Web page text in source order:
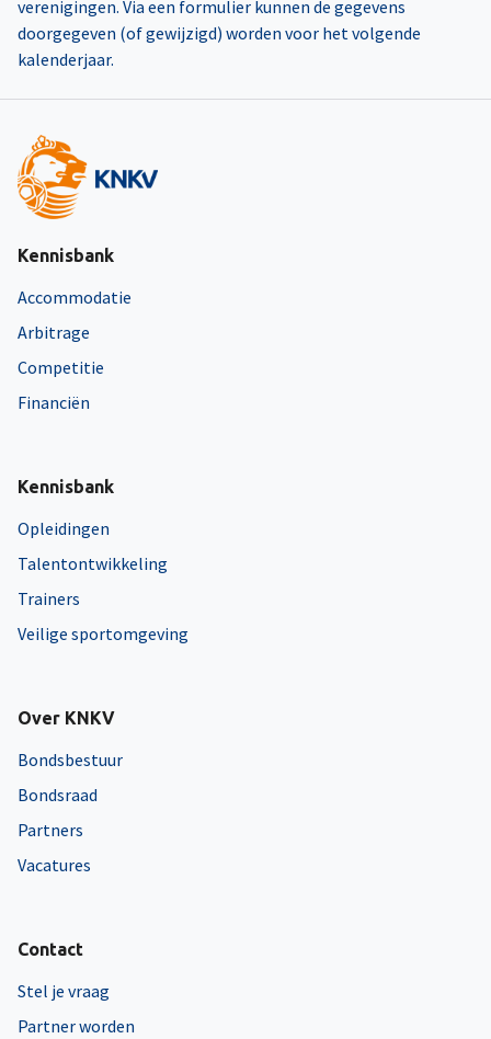
verenigingen. Via een formulier kunnen de gegevens
doorgegeven (of gewijzigd) worden voor het volgende
kalenderjaar.
Kennisbank
Accommodatie
Arbitrage
Competitie
Financiën
Kennisbank
Opleidingen
Talentontwikkeling
Trainers
Veilige sportomgeving
Over KNKV
Bondsbestuur
Bondsraad
Partners
Vacatures
Contact
Stel je vraag
Partner worden